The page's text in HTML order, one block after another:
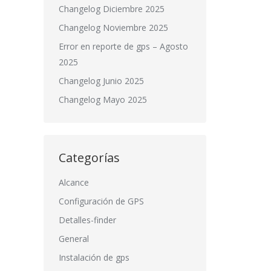
Changelog Diciembre 2025
Changelog Noviembre 2025
Error en reporte de gps – Agosto
2025
Changelog Junio 2025
Changelog Mayo 2025
Categorías
Alcance
Configuración de GPS
Detalles-finder
General
Instalación de gps